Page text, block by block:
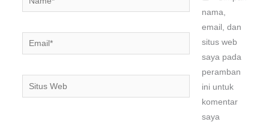
Email*
Situs
Web
nama,
email, dan
situs web
saya pada
peramban
ini untuk
komentar
saya